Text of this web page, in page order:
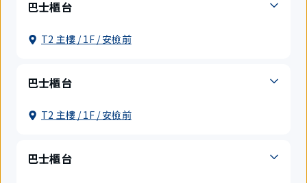
巴士櫃台
T2 主樓 / 1F / 安檢前
巴士櫃台
T2 主樓 / 1F / 安檢前
巴士櫃台